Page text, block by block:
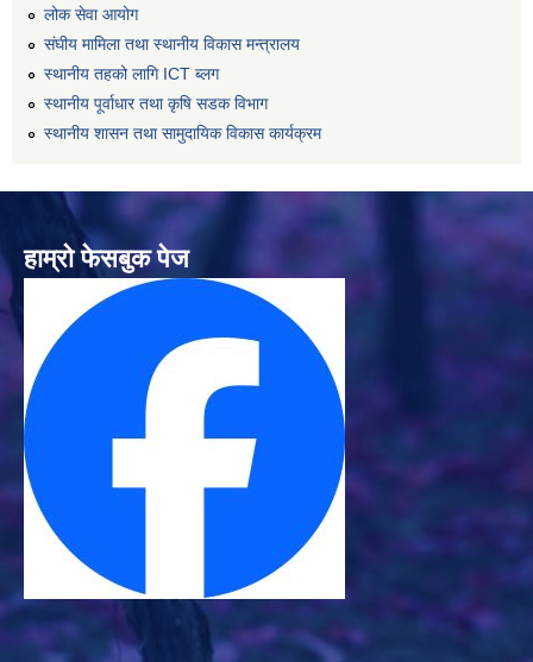
लोक सेवा आयोग
संघीय मामिला तथा स्थानीय विकास मन्त्रालय
स्थानीय तहको लागि ICT ब्लग
स्थानीय पूर्वाधार तथा कृषि सडक विभाग
स्थानीय शासन तथा सामुदायिक विकास कार्यक्रम
हाम्रो फेसबुक पेज